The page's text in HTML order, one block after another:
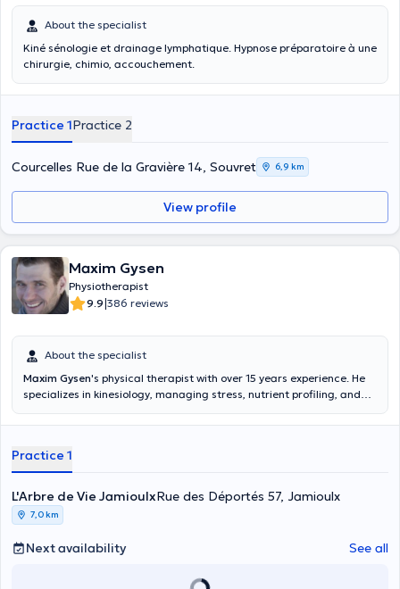
About the specialist
Kiné sénologie et drainage lymphatique. Hypnose préparatoire à une
chirurgie, chimio, accouchement.
Practice 1Practice 2
Courcelles Rue de la Gravière 14, Souvret 6,9 km
View profile
Maxim Gysen
Physiotherapist
9.9|386 reviews
About the specialist
Maxim Gysen's physical therapist with over 15 years experience. He
specializes in kinesiology, managing stress, nutrient profiling, and
of a multidisciplinary center where work physiotherapists,
sports, nutrition, energy and the tremendous resources of human
being, it offers individualized monitoring, where most holistic
techniques are manual while putting this knowledge in kinesiology
and nutrition at your service. It welcomes you from Monday to Friday
between 8:30 am and 19h. Content translated by google translate
Practice 1
L'Arbre de Vie JamioulxRue des Déportés 57, Jamioulx
7,0 km
Next availability See all